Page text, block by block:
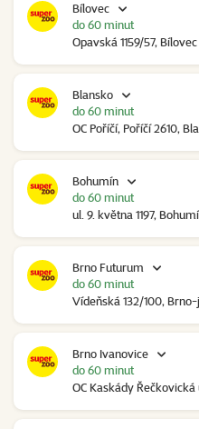
Bílovec
Opavská 1159/57, Bílovec
do 60 minut
Blansko
OC Poříčí, Poříčí 2610,
do 60 minut
Bohumín
ul. 9. května 1197,
do 60 minut
Brno Futurum
Vídeňská 132/100,
do 60 minut
Brno Ivanovice
OC Kaskády
do 60 minut